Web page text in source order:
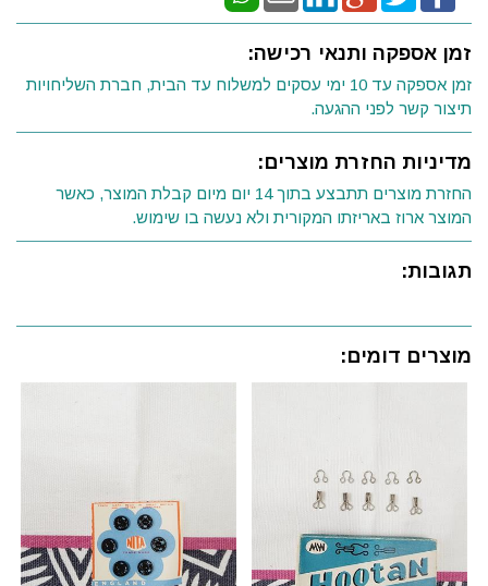
זמן אספקה ותנאי רכישה:
זמן אספקה עד 10 ימי עסקים למשלוח עד הבית, חברת השליחויות
תיצור קשר לפני ההגעה.
מדיניות החזרת מוצרים:
החזרת מוצרים תתבצע בתוך 14 יום מיום קבלת המוצר, כאשר
המוצר ארוז באריזתו המקורית ולא נעשה בו שימוש.
תגובות:
מוצרים דומים: